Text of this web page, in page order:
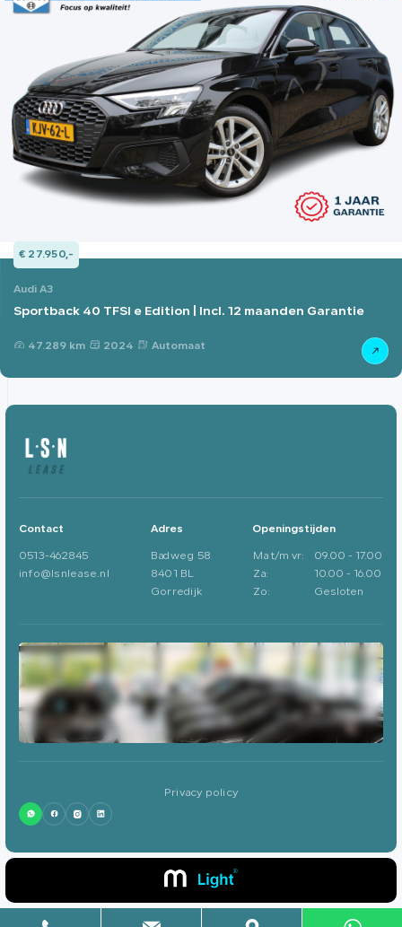
Gorredijk
€ 27.950,-
Audi A3
Sportback 40 TFSI e Edition | Incl. 12 maanden Garantie
47.289 km 2024 Automaat
Contact
0513-462845
info@lsnlease.nl
Adres
Badweg 58
8401 BL
Gorredijk
Openingstijden
Ma t/m vr:
09.00 - 17.00
Za:
10.00 - 16.00
Zo:
Gesloten
Privacy policy